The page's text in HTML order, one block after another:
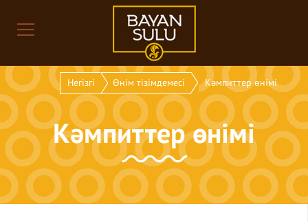
Негізгі Өнім тізімдемесі Кәмпиттер өнімі
Кәмпиттер өнімі